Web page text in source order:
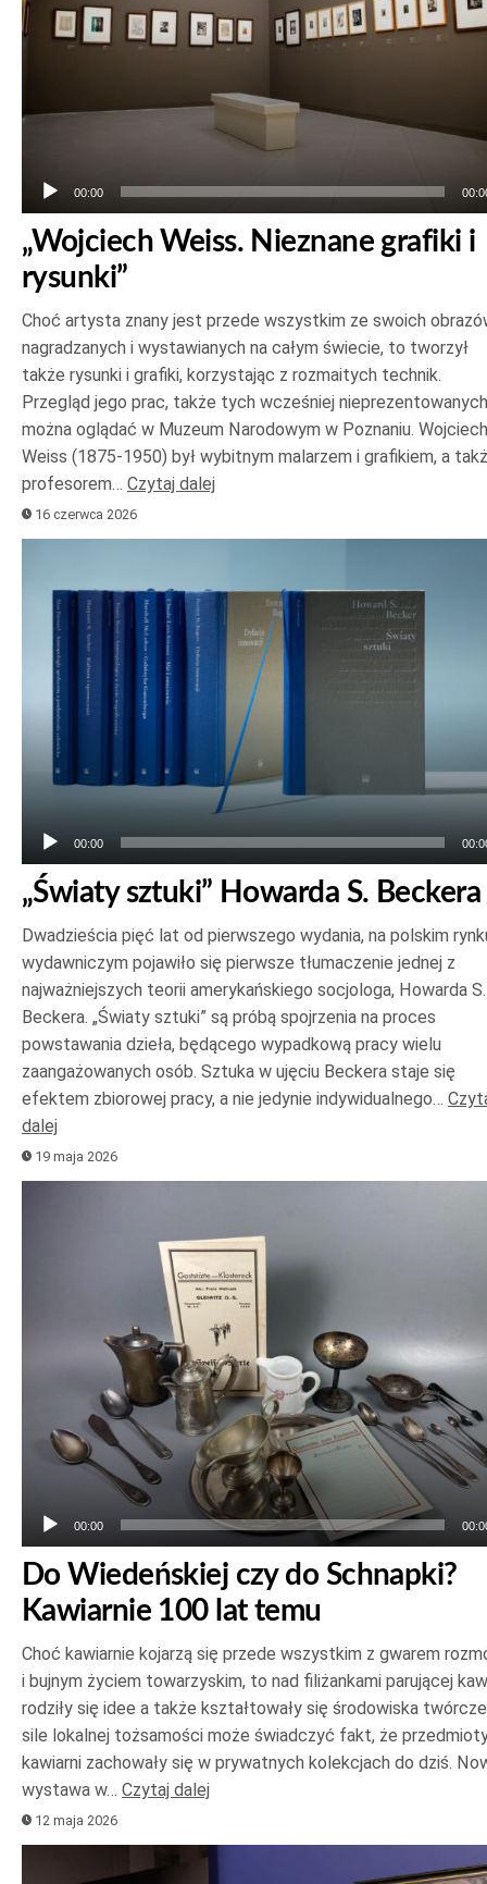
00:00
„Wojciech Weiss. Nieznane grafiki i
rysunki”
Choć artysta znany jest przede wszystkim ze swoich
nagradzanych i wystawianych na całym świecie, to tworzył
także rysunki i grafiki, korzystając z rozmaitych technik.
Przegląd jego prac, także tych wcześniej
można oglądać w Muzeum Narodowym w Poznaniu. Wojciech
Weiss (1875-1950) był wybitnym malarzem i grafikiem, a
profesorem… Czytaj dalej
16 czerwca 2026
dźwiękowych
00:00
„Światy sztuki” Howarda S. Beckera
Dwadzieścia pięć lat od pierwszego wydania, na polskim
wydawniczym pojawiło się pierwsze tłumaczenie jednej z
najważniejszych teorii amerykańskiego socjologa, Howarda S.
Beckera. „Światy sztuki” są próbą spojrzenia na proces
powstawania dzieła, będącego wypadkową pracy wielu
zaangażowanych osób. Sztuka w ujęciu Beckera staje się
efektem zbiorowej pracy, a nie jedynie indywidualnego…
dalej
19 maja 2026
00:00
Do Wiedeńskiej czy do Schnapki?
Kawiarnie 100 lat temu
Choć kawiarnie kojarzą się przede wszystkim z gwarem
i bujnym życiem towarzyskim, to nad filiżankami parującej
rodziły się idee a także kształtowały się środowiska
sile lokalnej tożsamości może świadczyć fakt, że
kawiarni zachowały się w prywatnych kolekcjach do dziś.
wystawa w… Czytaj dalej
12 maja 2026